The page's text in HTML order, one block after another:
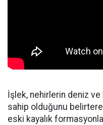
İşlek, nehirlerin deniz ve
sahip olduğunu
eski kayalık